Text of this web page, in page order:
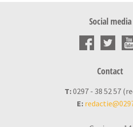
Social media
Contact
T:0297 - 38 52 57
E: